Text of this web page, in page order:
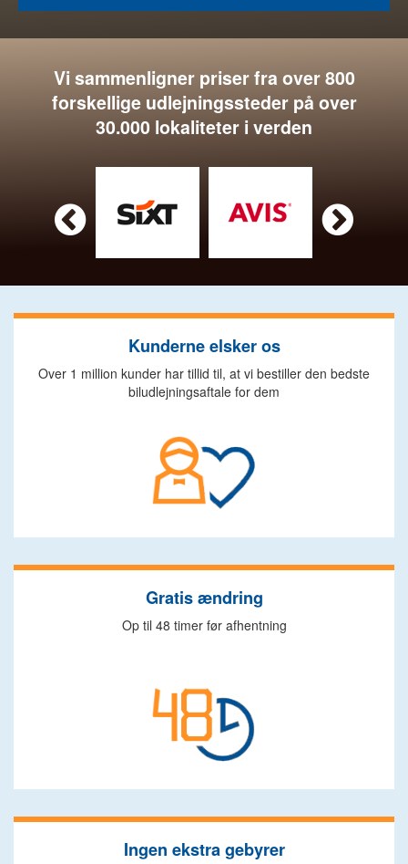
Vi sammenligner priser fra over 800
forskellige udlejningssteder på over
30.000 lokaliteter i verden
 
Kunderne elsker os
Over 1 million kunder har tillid til, at vi bestiller den bedste
biludlejningsaftale for dem
Gratis ændring
Op til 48 timer før afhentning
Ingen ekstra gebyrer